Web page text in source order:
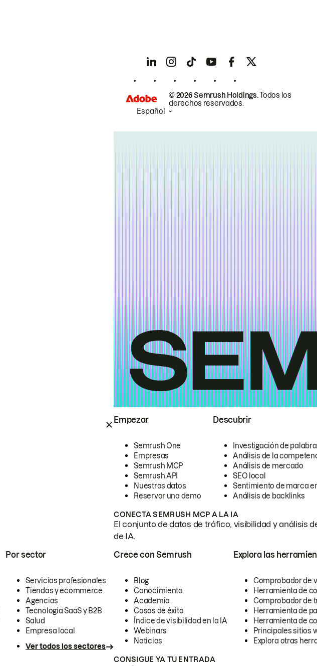
Empezar
Semrush One
Empresas
Semrush MCP
Semrush API
Nuestros datos
Reservar una demo
Descubrir
Investigación de
Análisis de la
Análisis de mercado
SEO local
Sentimiento de marca
Análisis de backlinks
CONECTA SEMRUSH MCP A LA IA
El conjunto de datos de tráfico, visibilidad y análisis
de IA.
Por sector
Servicios profesionales
Tiendas y ecommerce
Agencias
Tecnología SaaS y B2B
Salud
Empresa local
Ver todos los sectores
Crece con Semrush
Blog
Conocimiento
Academia
Casos de éxito
Índice de visibilidad en la IA
Webinars
Noticias
Explora las
Comprobador de
Herramienta de
Comprobador de
Herramienta de
Herramienta de
Principales sitios
Explora otras
CONSIGUE YA TU ENTRADA
© 2026 Semrush Holdings.Todos los
derechos reservados.
Español